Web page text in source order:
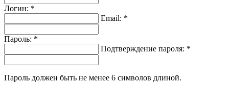
Логин: *
Email: *
Пароль: *
Подтверждение пароля: *
Пароль должен быть не менее 6 символов длиной.